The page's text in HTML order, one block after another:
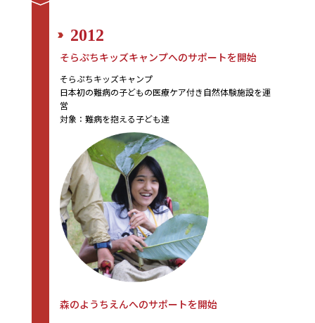
2012
そらぷちキッズキャンプへのサポートを開始
そらぷちキッズキャンプ
日本初の難病の子どもの医療ケア付き自然体験施設を運
営
対象：難病を抱える子ども達
森のようちえんへのサポートを開始